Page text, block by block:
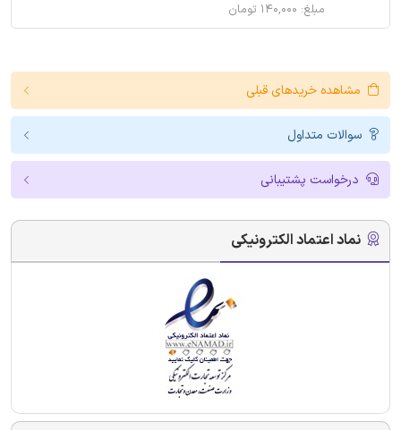
مبلغ: ۱۴۰,۰۰۰ تومان
مشاهده خریدهای قبلی
سوالات متداول
درخواست پشتیبانی
نماد اعتماد الکترونیکی